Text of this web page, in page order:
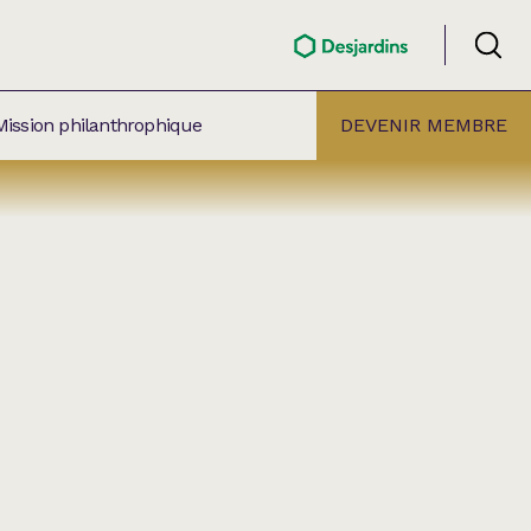
philanthrophique DEVENIR MEMBRE